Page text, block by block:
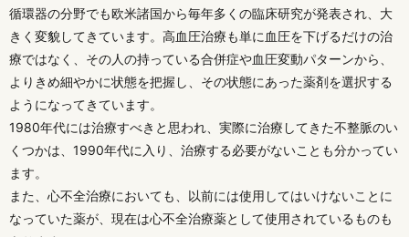
循環器の分野でも欧米諸国から毎年多くの臨床研究が発表され、大
きく変貌してきています。高血圧治療も単に血圧を下げるだけの治
療ではなく、その人の持っている合併症や血圧変動パターンから、
よりきめ細やかに状態を把握し、その状態にあった薬剤を選択する
ようになってきています。
1980年代には治療すべきと思われ、実際に治療してきた不整脈のい
くつかは、1990年代に入り、治療する必要がないことも分かってい
ます。
また、心不全治療においても、以前には使用してはいけないことに
なっていた薬が、現在は心不全治療薬として使用されているものも